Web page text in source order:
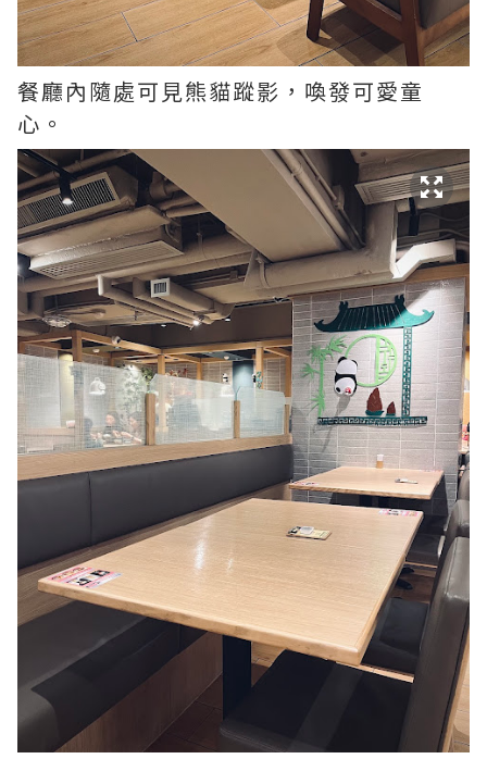
餐廳內隨處可見熊貓蹤影，喚發可愛童
心。